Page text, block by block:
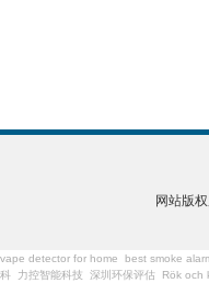
网站版
vape detector for home best smoke
科
力控智能科技 深圳环保评估 Rök och